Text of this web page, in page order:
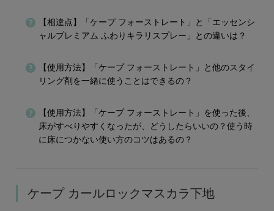
【相違点】「ケープ フォーストレート」と「エッセンシ
ャルプレミアム ふわりキラリスプレー」との違いは？
【使用方法】「ケープ フォーストレート」と他のスタイ
リング剤を一緒に使うことはできるの？
【使用方法】「ケープ フォーストレート」を使った後、
床がすべりやすくなったが、どうしたらいいの？使う時
に床につかない使い方のコツはあるの？
ケープ カールロックマスカラ下地